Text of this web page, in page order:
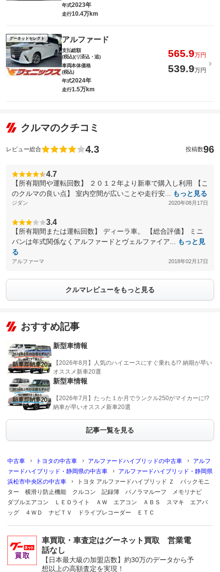
年式2023年
走行10.4万km
グーネットセレクト アルファード
支払総額
(税込)(リ済込・追)
565.9万円
車両本体価格
(税込)
539.9万円
年式2024年
走行1.5万km
クルマのクチコミ
レビュー総合 4.3 投稿数96
4.7
【所有期間や運転回数】 ２０１２年より新車で購入し利用 【こ
のクルマの良い点】 室内空間が広いことや走行安...
もっと見る
ジダン 2020年08月17日
3.4
【所有期間または運転回数】 ディーラ車。 【総合評価】 ミニ
バンは年式関係なくアルファードとヴェルファイア...
もっと見
る
アルファーマ 2018年02月17日
クルマレビューをもっと見る
おすすめ記事
新型車情報
【2026年8月】人気のハイエースにすぐ乗れる!? 納期が早い
オススメ新車20選
新型車情報
【2026年7月】たった１か月でランクル250がマイカーに!?
納車が早いオススメ新車20選
記事一覧を見る
中古車 トヨタの中古車 アルファードハイブリッドの中古車
アルフ
ァードハイブリッド・静岡県の中古車
アルファードハイブリッド・静岡県
浜松市中央区の中古車
トヨタ アルファードハイブリッド Ｚ バックモニ
ター 横滑り防止機能 クルコン 記録簿 パノラマルーフ メモリナビ
ダブルエアコン ＬＥＤライト ＡＷ エアコン ＡＢＳ スマキ エアバ
ッグ ４ＷＤ ナビＴＶ ドライブレコーダー ＥＴＣ
車買取・車査定はグーネット買取 営業電
話なし
【日本最大級の加盟店数】約30万のデータから予
想以上の高額査定を実現！